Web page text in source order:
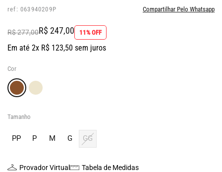
ref: 063940209P Compartilhar Pelo Whatsapp
R$ 277,00R$ 247,00 11% OFF
Em até 2x R$ 123,50 sem juros
Cor
Tamanho
PP P M G GG
Provador Virtual Tabela de Medidas